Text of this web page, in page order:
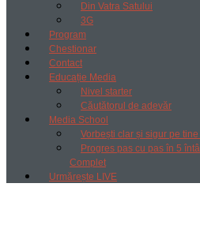
Din Vatra Satului
3G
Program
Chestionar
Contact
Educație Media
Nivel starter
Căutătorul de adevăr
Media School
Vorbești clar și sigur pe
Progres pas cu pas în 5
Complet
Urmărește LIVE